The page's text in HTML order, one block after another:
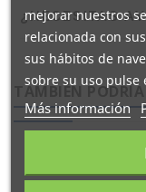
14 días naturales.
biodegradables y
fabricación para
con el medio
¿NECESITAS
Contacta con
industrial.
WhatsApp.
TAMBIÉN
mejorar nuestros
relacionada con
sus hábitos de
sobre su uso pulse
Más información